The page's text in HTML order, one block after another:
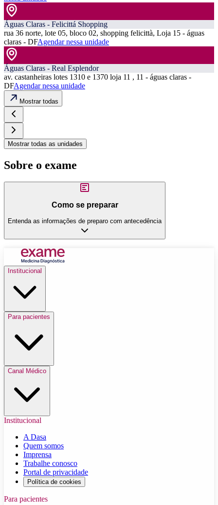
Águas Claras - Felicittá Shopping
rua 36 norte, lote 05, bloco 02, shopping felicittà, Loja 15 - águas
claras - DFAgendar nessa unidade
Águas Claras - Real Esplendor
av. castanheiras lotes 1310 e 1370 loja 11 , 11 - águas claras -
DFAgendar nessa unidade
Mostrar todas
Mostrar todas as unidades
Sobre o exame
Como se preparar
Entenda as informações de preparo com antecedência
Institucional
Para pacientes
Canal Médico
Institucional
A Dasa
Quem somos
Imprensa
Trabalhe conosco
Portal de privacidade
Política de cookies
Para pacientes